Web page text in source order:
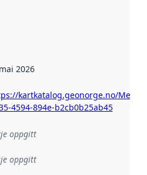
2026
kartkatalog.geonorge.no/
4594-894e-b2cb0b25ab45
oppgitt
oppgitt